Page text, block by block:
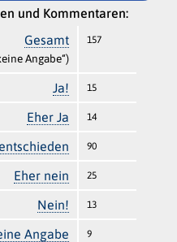
und Kommentaren:
Gesamt
Angabe“)
157
Ja! 15
Eher Ja 14
90
Eher nein 25
Nein! 13
Angabe 9